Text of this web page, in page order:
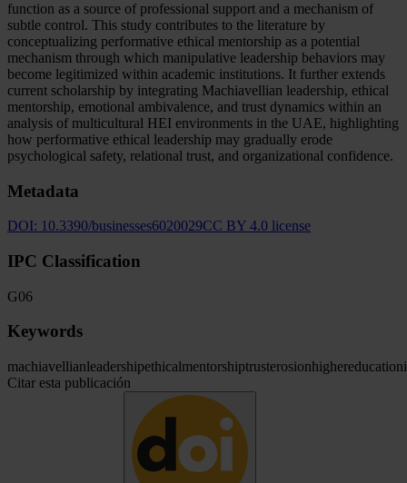
function as a source of professional support and a mechanism of
subtle control. This study contributes to the literature by
conceptualizing performative ethical mentorship as a potential
mechanism through which manipulative leadership behaviors may
become legitimized within academic institutions. It further extends
current scholarship by integrating Machiavellian leadership, ethical
mentorship, emotional ambivalence, and trust dynamics within an
analysis of multicultural HEI environments in the UAE, highlighting
how performative ethical leadership may gradually erode
psychological safety, relational trust, and organizational confidence.
Metadata
DOI: 10.3390/businesses6020029CC BY 4.0 license
IPC Classification
G06
Keywords
machiavellianleadershipethicalmentorshiptrusterosionhighereducation
Citar esta publicación